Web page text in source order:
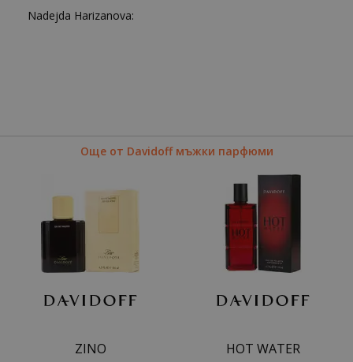
Nadejda Harizanova:
Още от Davidoff мъжки парфюми
ZINO HOT WATER